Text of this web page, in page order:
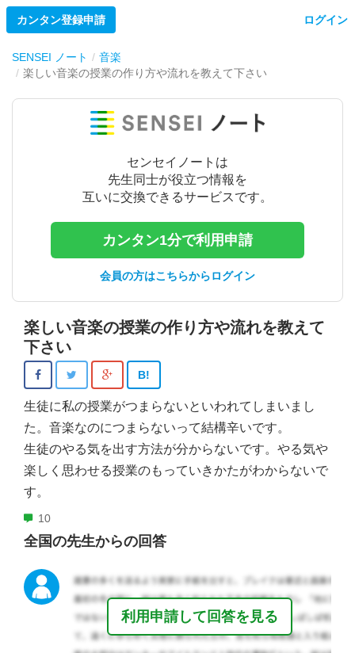
カンタン登録申請 ログイン
SENSEI ノート
音楽
楽しい音楽の授業の作り方や流れを教えて下さい
センセイノートは
先生同士が役立つ情報を
互いに交換できるサービスです。
カンタン1分で利用申請
会員の方はこちらからログイン
楽しい音楽の授業の作り方や流れを教えて
下さい
B!
生徒に私の授業がつまらないといわれてしまいまし
た。音楽なのにつまらないって結構辛いです。
生徒のやる気を出す方法が分からないです。やる気や
楽しく思わせる授業のもっていきかたがわからないで
す。
10
全国の先生からの回答
利用申請して回答を見る